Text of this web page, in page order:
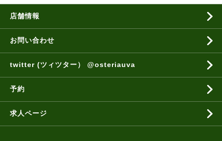
店舗情報
お問い合わせ
twitter (ツィツター） @osteriauva
予約
求人ページ